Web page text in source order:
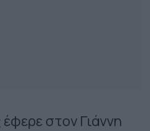
στον Γιάννη